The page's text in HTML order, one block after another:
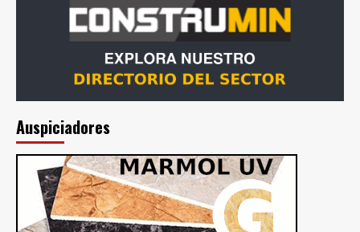
Auspiciadores